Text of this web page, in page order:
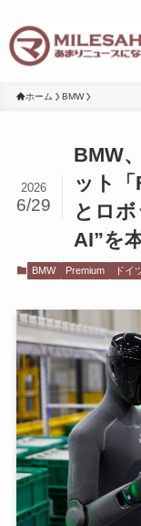
ホーム BMW
BMW
ット
とロ
AI”を
2026
6/29
BMW Premium ドイ